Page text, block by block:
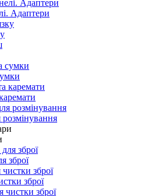
Адаптери
зброї
зброї